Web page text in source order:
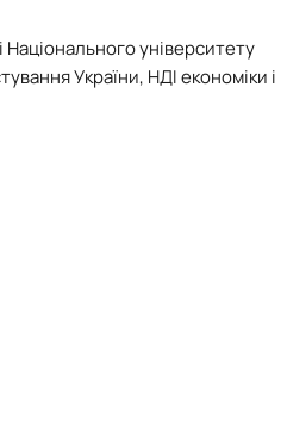
Національного університету
України, НДІ економіки і